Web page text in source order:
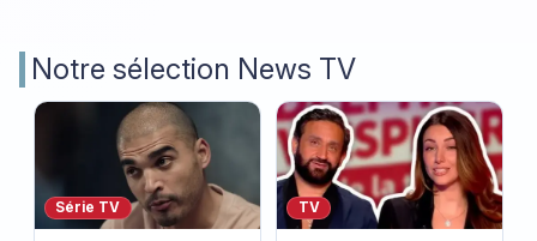
Notre sélection News TV
Série TV TV